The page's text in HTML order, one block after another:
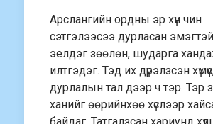
Арслангийн ордны эр хүн чин
сэтгэлээсээ дурласан
эелдэг зөөлөн, шударга
илтгэдэг. Тэд их дүрэлзсэн
дурлалын тал дээр ч тэр. Тэр
ханийг өөрийнхөө хүслээр